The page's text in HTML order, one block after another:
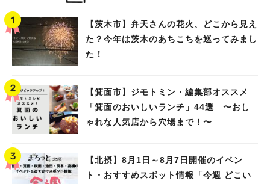
【茨木市】弁天さんの花火、どこから見え
た？今年は茨木のあちこちを巡ってみまし
た！
【箕面市】ジモトミン・編集部オススメ
「箕面のおいしいランチ」44選 〜おし
ゃれな人気店から穴場まで！〜
【北摂】8月1日～8月7日開催のイベン
ト・おすすめスポット情報「今週 どこい